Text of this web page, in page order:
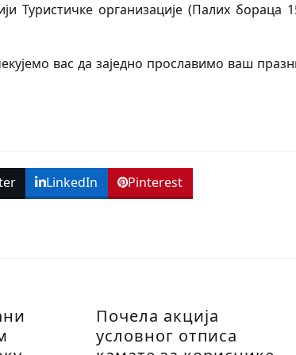
Туристичке организације (Палих бораца
вас да заједно прославимо ваш
LinkedIn Pinterest
Почела акција
условног отписа